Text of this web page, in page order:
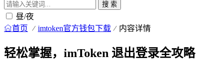
搜 索
昼/夜
首页 imtoken官方钱包下载 内容详情
轻松掌握，imToken 退出登录全攻略